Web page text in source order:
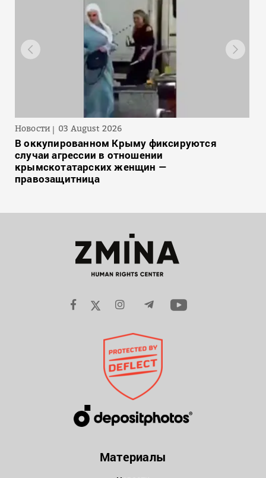
Новости 03 August 2026
В оккупированном Крыму фиксируются
случаи агрессии в отношении
крымскотатарских женщин —
правозащитница
Материалы